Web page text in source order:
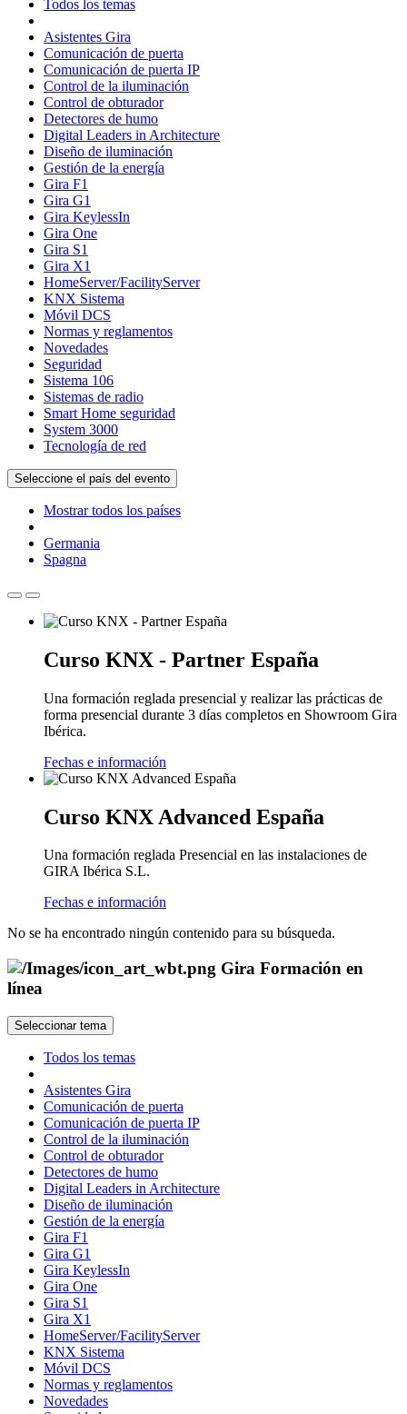
Todos los temas
Asistentes Gira
Comunicación de puerta
Comunicación de puerta IP
Control de la iluminación
Control de obturador
Detectores de humo
Digital Leaders in Architecture
Diseño de iluminación
Gestión de la energía
Gira F1
Gira G1
Gira KeylessIn
Gira One
Gira S1
Gira X1
HomeServer/FacilityServer
KNX Sistema
Móvil DCS
Normas y reglamentos
Novedades
Seguridad
Sistema 106
Sistemas de radio
Smart Home seguridad
System 3000
Tecnología de red
Seleccione el país del evento
Mostrar todos los países
Germania
Spagna
Curso KNX - Partner España
Una formación reglada presencial y realizar las prácticas de
forma presencial durante 3 días completos en Showroom Gira
Ibérica.
Fechas e información
Curso KNX Advanced España
Una formación reglada Presencial en las instalaciones de
GIRA Ibérica S.L.
Fechas e información
No se ha encontrado ningún contenido para su búsqueda.
Gira Formación en
línea
Seleccionar tema
Todos los temas
Asistentes Gira
Comunicación de puerta
Comunicación de puerta IP
Control de la iluminación
Control de obturador
Detectores de humo
Digital Leaders in Architecture
Diseño de iluminación
Gestión de la energía
Gira F1
Gira G1
Gira KeylessIn
Gira One
Gira S1
Gira X1
HomeServer/FacilityServer
KNX Sistema
Móvil DCS
Normas y reglamentos
Novedades